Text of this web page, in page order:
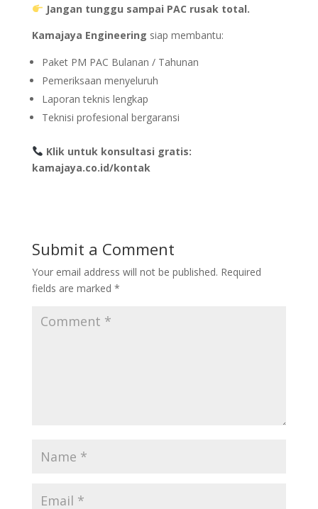
Jangan tunggu sampai PAC rusak total.
Kamajaya Engineering siap membantu:
Paket PM PAC Bulanan / Tahunan
Pemeriksaan menyeluruh
Laporan teknis lengkap
Teknisi profesional bergaransi
Klik untuk konsultasi gratis:
kamajaya.co.id/kontak
Submit a Comment
Your email address will not be published. Required
fields are marked *